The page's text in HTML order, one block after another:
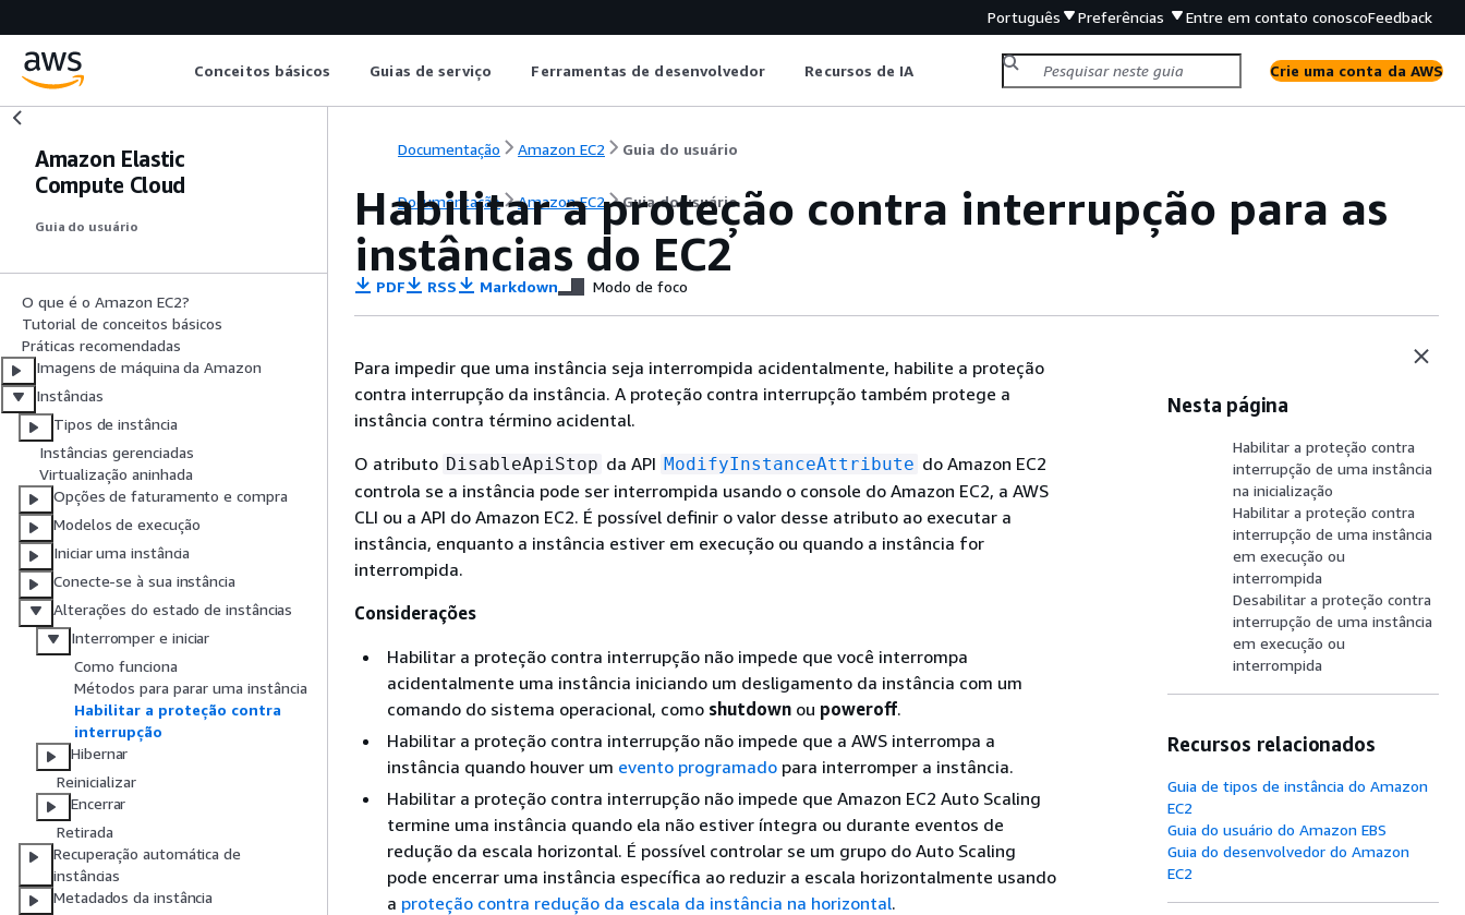
Português Preferências Entre em contato conoscoFeedback
Conceitos básicos Guias de serviço Ferramentas de desenvolvedor Recursos de IA Crie uma conta da AWS
Amazon Elastic
Compute Cloud
Guia do usuário
O que é o Amazon EC2?
Tutorial de conceitos básicos
Práticas recomendadas
Imagens de máquina da Amazon
Instâncias
Tipos de instância
Instâncias gerenciadas
Virtualização aninhada
Opções de faturamento e compra
Modelos de execução
Iniciar uma instância
Conecte-se à sua instância
Alterações do estado de instâncias
Interromper e iniciar
Como funciona
Métodos para parar uma instância
Habilitar a proteção contra
interrupção
Hibernar
Reinicializar
Encerrar
Retirada
Recuperação automática de
instâncias
Metadados da instância
Documentação Amazon EC2 Guia do usuário
Documentação Amazon EC2 Guia do usuário
Habilitar a proteção contra interrupção para as
instâncias do EC2
PDF RSS Markdown Modo de foco
Para impedir que uma instância seja interrompida acidentalmente, habilite a proteção
contra interrupção da instância. A proteção contra interrupção também protege a
instância contra término acidental.
O atributo DisableApiStop da API ModifyInstanceAttribute do Amazon EC2
controla se a instância pode ser interrompida usando o console do Amazon EC2, a AWS
CLI ou a API do Amazon EC2. É possível definir o valor desse atributo ao executar a
instância, enquanto a instância estiver em execução ou quando a instância for
interrompida.
Considerações
Habilitar a proteção contra interrupção não impede que você interrompa
acidentalmente uma instância iniciando um desligamento da instância com um
comando do sistema operacional, como shutdown ou poweroff.
Habilitar a proteção contra interrupção não impede que a AWS interrompa a
instância quando houver um evento programado para interromper a instância.
Habilitar a proteção contra interrupção não impede que Amazon EC2 Auto Scaling
termine uma instância quando ela não estiver íntegra ou durante eventos de
redução da escala horizontal. É possível controlar se um grupo do Auto Scaling
pode encerrar uma instância específica ao reduzir a escala horizontalmente usando
a proteção contra redução da escala da instância na horizontal.
Nesta página
Habilitar a proteção contra
interrupção de uma instância
na inicialização
Habilitar a proteção contra
interrupção de uma instância
em execução ou
interrompida
Desabilitar a proteção contra
interrupção de uma instância
em execução ou
interrompida
Recursos relacionados
Guia de tipos de instância do Amazon
EC2
Guia do usuário do Amazon EBS
Guia do desenvolvedor do Amazon
EC2